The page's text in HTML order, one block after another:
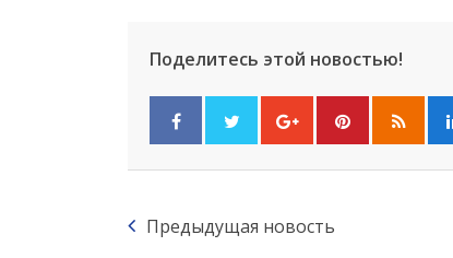
Поделитесь этой новостью!
Предыдущая новость